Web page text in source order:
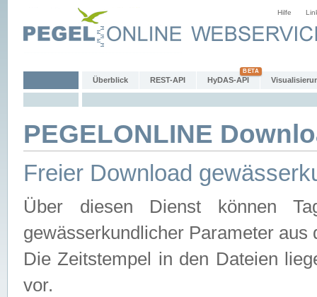
Hilfe
Überblick REST-API HyDAS-API
PEGELONLINE
Freier Download
Über diesen Dienst können
gewässerkundlicher Parameter aus
Die Zeitstempel in den Dateien
vor.